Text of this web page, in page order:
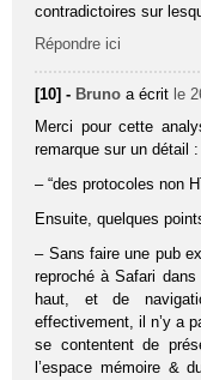
contradictoires sur
Répondre ici
[10] - Bruno a écrit le
Merci pour cette
remarque sur un détail :
– “des protocoles non
Ensuite, quelques
– Sans faire une pub
reproché à Safari
haut, et de
effectivement, il n’y a
se contentent de
l’espace mémoire &